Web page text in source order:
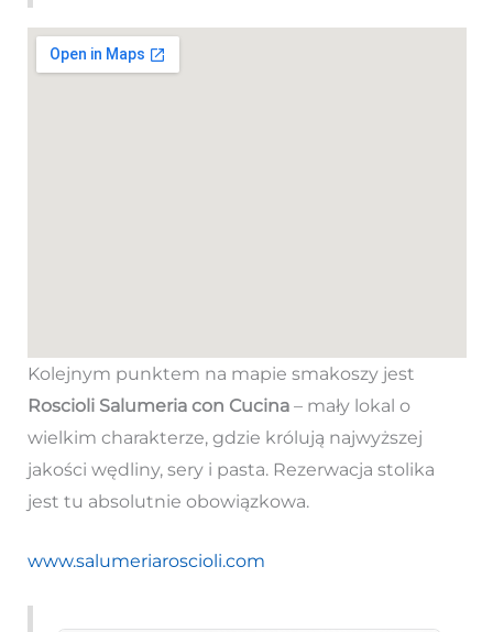
Kolejnym punktem na mapie smakoszy jest
Roscioli Salumeria con Cucina– mały lokal o
wielkim charakterze, gdzie królują najwyższej
jakości wędliny, sery i pasta. Rezerwacja stolika
jest tu absolutnie obowiązkowa.
www.salumeriaroscioli.com